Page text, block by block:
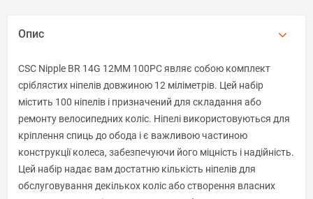
Опис
CSC Nipple BR 14G 12MM 100PC являє собою комплект
сріблястих ніпелів довжиною 12 міліметрів. Цей набір
містить 100 ніпелів і призначений для складання або
ремонту велосипедних коліс. Ніпелі використовуються для
кріплення спиць до обода і є важливою частиною
конструкції колеса, забезпечуючи його міцність і надійність.
Цей набір надає вам достатню кількість ніпелів для
обслуговування декількох коліс або створення власних